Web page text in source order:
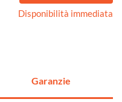
Disponibilità immediata
Garanzie